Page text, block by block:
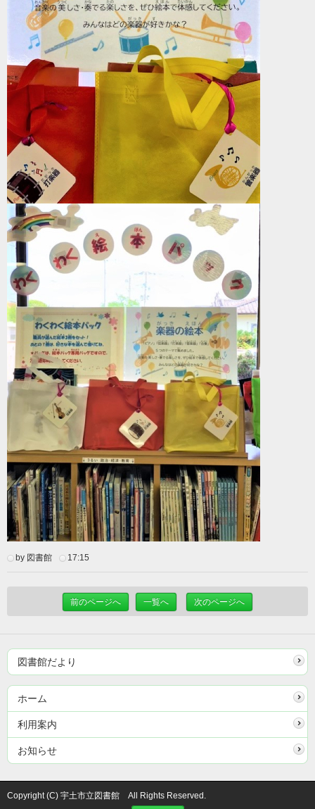
by 図書館 17:15
前のページへ 一覧へ 次のページへ
図書館だより
ホーム
利用案内
お知らせ
Copyright (C) 宇土市立図書館 All Rights Reserved.